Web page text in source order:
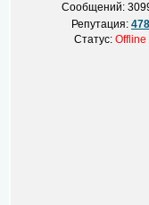
Сообщений:
Репутация: 478
Статус:Offline